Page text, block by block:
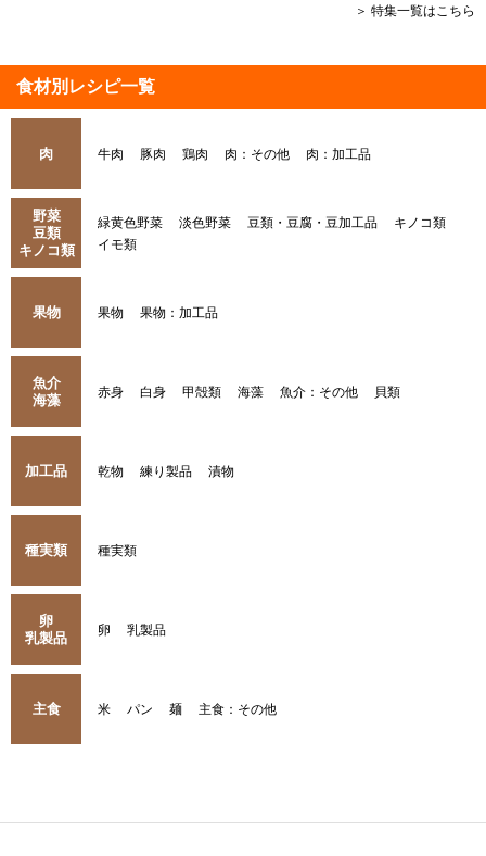
＞ 特集一覧はこちら
食材別レシピ一覧
肉 牛肉 豚肉 鶏肉 肉：その他 肉：加工品
野菜
豆類
キノコ類
緑黄色野菜 淡色野菜 豆類・豆腐・豆加工品
キノコ類
イモ類
果物 果物 果物：加工品
魚介
海藻
赤身 白身 甲殻類 海藻 魚介：その他 貝類
加工品 乾物 練り製品 漬物
種実類 種実類
卵
乳製品
卵 乳製品
主食 米 パン 麺 主食：その他